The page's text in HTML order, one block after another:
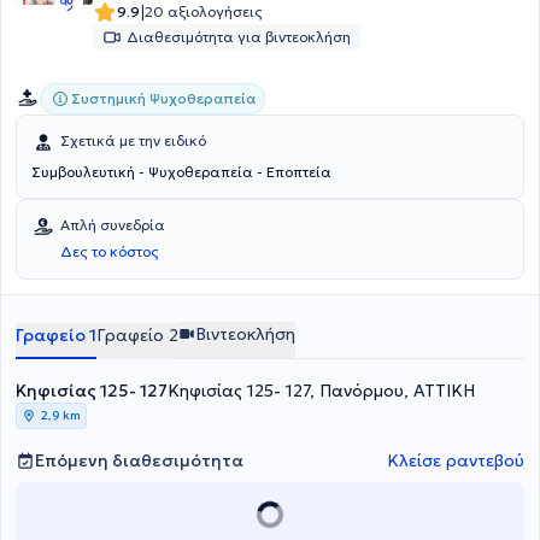
προσωπικής ταυτότητας, με σεβασμό στη μοναδικότητα κάθε
ανθρώπου.
9.9|20 αξιολογήσεις
Διαθεσιμότητα για βιντεοκλήση
Συστημική Ψυχοθεραπεία
Σχετικά με την ειδικό
Συμβουλευτική - Ψυχοθεραπεία - Εποπτεία
Απλή συνεδρία
Δες το κόστος
Γραφείο 1Γραφείο 2 Βιντεοκλήση
Κηφισίας 125- 127Κηφισίας 125- 127, Πανόρμου, ΑΤΤΙΚΗ
2,9 km
Επόμενη διαθεσιμότητα Κλείσε ραντεβού